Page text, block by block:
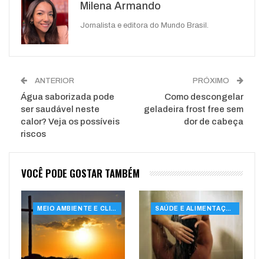
WhatsApp
Milena Armando
Jornalista e editora do Mundo Brasil.
ANTERIOR
Água saborizada pode
ser saudável neste
calor? Veja os possíveis
riscos
PRÓXIMO
Como descongelar
geladeira frost free sem
dor de cabeça
VOCÊ PODE GOSTAR TAMBÉM
MEIO AMBIENTE E CLIMA SAÚDE E ALIMENTAÇÃO